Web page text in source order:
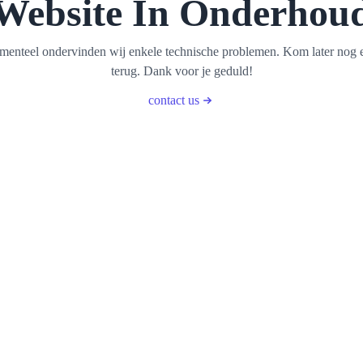
In
ondervinden wij enkele technische problemen. Kom later nog
terug. Dank voor je geduld!
contact us